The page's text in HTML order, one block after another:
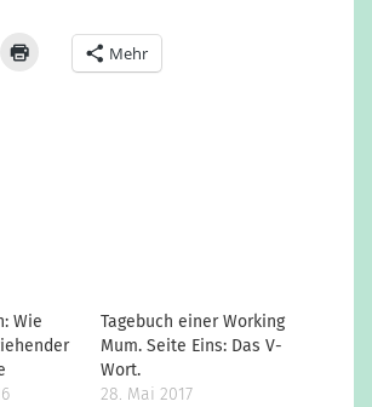
Mehr
Wie
Tagebuch einer Working
Mum. Seite Eins: Das V-
Wort.
28. Mai 2017